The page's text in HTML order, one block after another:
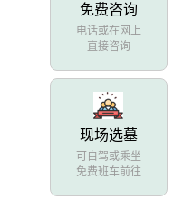
免费咨询
电话或在网上
直接咨询
现场选墓
可自驾或乘坐
免费班车前往